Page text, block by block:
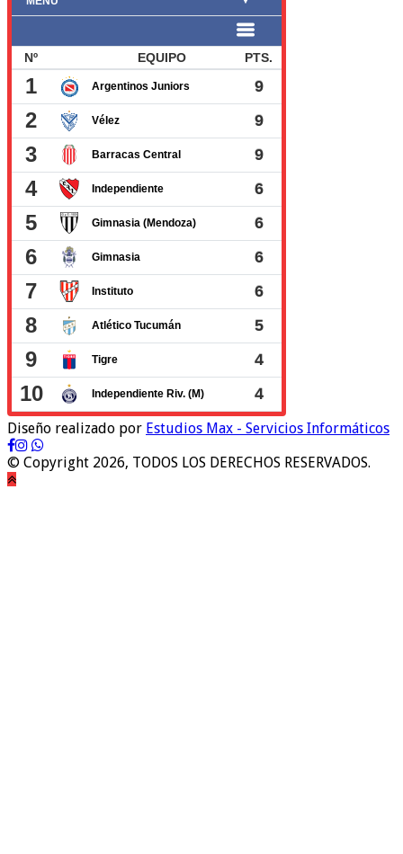
Diseño realizado por Estudios Max - Servicios Informáticos
© Copyright 2026, TODOS LOS DERECHOS RESERVADOS.